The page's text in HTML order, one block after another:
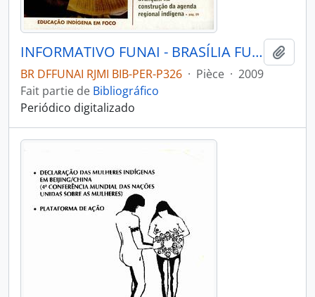
INFORMATIVO FUNAI - BRASÍLIA FUNAI - 2009 - Nº06
BR DFFUNAI RJMI BIB-PER-P326 · Pièce · 2009
Fait partie de Bibliográfico
Periódico digitalizado